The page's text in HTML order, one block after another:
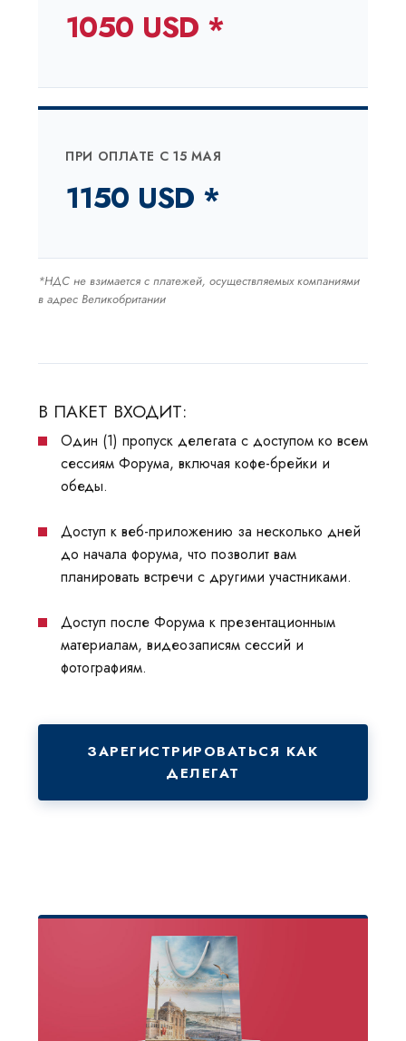
1050 USD *
ПРИ ОПЛАТЕ C 15 МАЯ
1150 USD *
*НДС не взимается с платежей, осуществляемых компаниями
в адрес Великобритании
В ПАКЕТ ВХОДИТ:
Один (1) пропуск делегата с доступом ко всем
сессиям Форума, включая кофе-брейки и
обеды.
Доступ к веб-приложению за несколько дней
до начала форума, что позволит вам
планировать встречи с другими участниками.
Доступ после Форума к презентационным
материалам, видеозаписям сессий и
фотографиям.
ЗАРЕГИСТРИРОВАТЬСЯ КАК
ДЕЛЕГАТ